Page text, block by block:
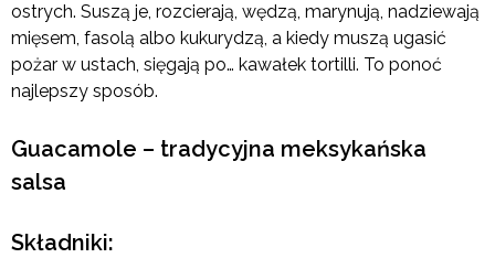
ostrych. Suszą je, rozcierają, wędzą, marynują, nadziewają
mięsem, fasolą albo kukurydzą, a kiedy muszą ugasić
pożar w ustach, sięgają po… kawałek tortilli. To ponoć
najlepszy sposób.
Guacamole – tradycyjna meksykańska
salsa
Składniki: